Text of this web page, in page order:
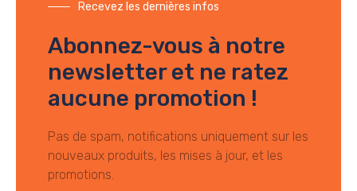
Recevez les dernières infos
Abonnez-vous à notre
newsletter et ne ratez
aucune promotion !
Pas de spam, notifications uniquement sur les
nouveaux produits, les mises à jour, et les
promotions.